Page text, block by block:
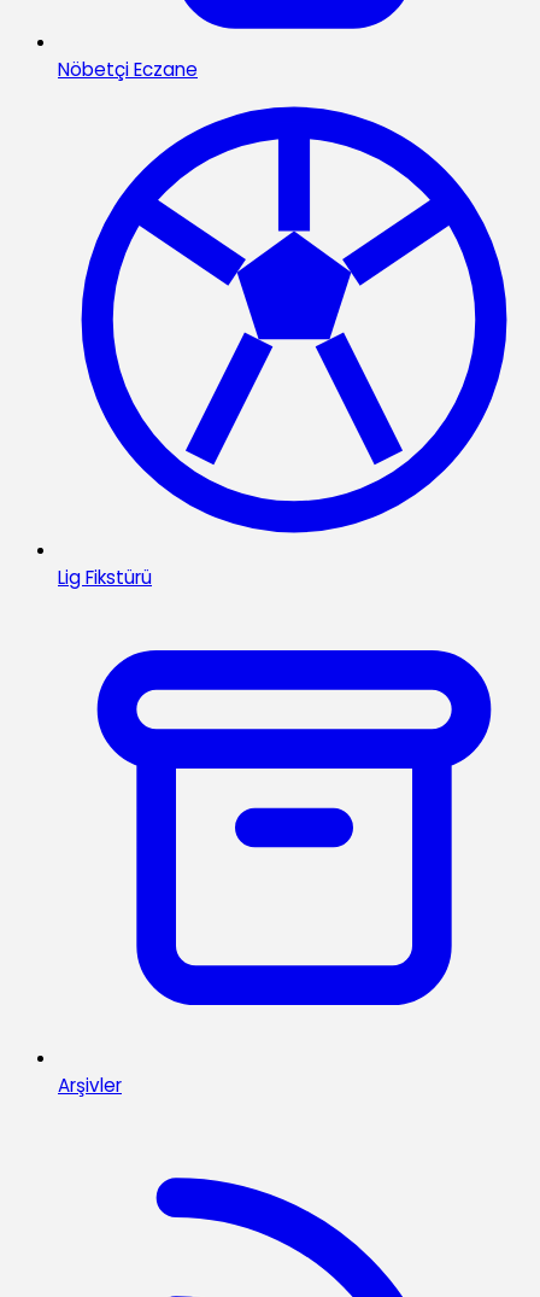
Nöbetçi Eczane
Lig Fikstürü
Arşivler